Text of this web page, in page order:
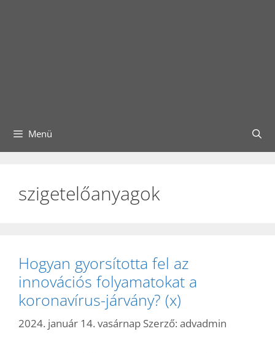
Menü
szigetelőanyagok
Hogyan gyorsította fel az
innovációs folyamatokat a
koronavírus-járvány? (x)
2024. január 14. vasárnap Szerző: advadmin